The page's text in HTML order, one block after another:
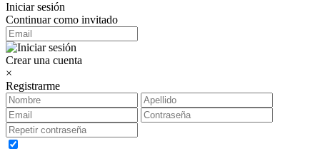
Iniciar sesión
Continuar como invitado
Crear una cuenta
×
Registrarme